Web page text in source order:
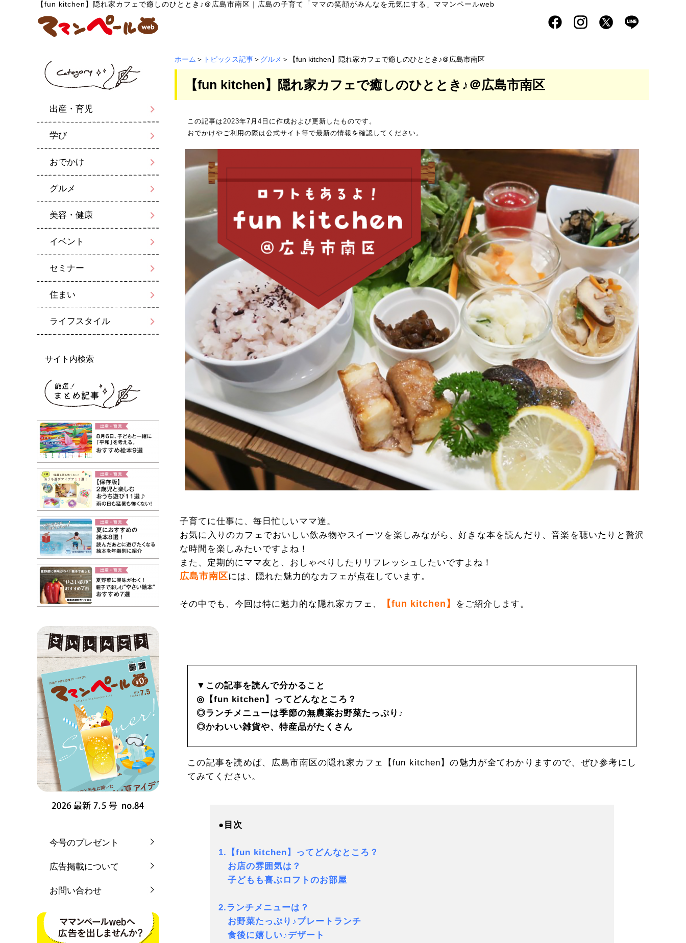
【fun kitchen】隠れ家カフェで癒しのひととき♪＠広島市南区 ｜ 広島の子育て「ママの笑顔がみんなを元気にする」ママンペールweb
ホーム ＞ トピックス記事＞ グルメ ＞【fun kitchen】隠れ家カフェで癒しのひととき♪＠広島市南区
【fun kitchen】隠れ家カフェで癒しのひととき♪＠広島市南区
この記事は2023年7月4日に作成および更新したものです。
おでかけやご利用の際は公式サイト等で最新の情報を確認してください。
子育てに仕事に、毎日忙しいママ達。
お気に入りのカフェでおいしい飲み物やスイーツを楽しみながら、好きな本を読んだり、音楽を聴いたりと贅沢
な時間を楽しみたいですよね！
また、定期的にママ友と、おしゃべりしたりリフレッシュしたいですよね！
広島市南区には、隠れた魅力的なカフェが点在しています。
その中でも、今回は特に魅力的な隠れ家カフェ、 【fun kitchen】 をご紹介します。
▼この記事を読んで分かること
◎ 【fun kitchen】ってどんなところ？
◎ランチメニューは季節の無農薬お野菜たっぷり♪
◎かわいい雑貨や、特産品がたくさん
この記事を読めば、広島市南区の隠れ家カフェ【fun kitchen】の魅力が全てわかりますので、ぜひ参考にし
てみてください。
●目次
1.【fun kitchen】ってどんなところ？
お店の雰囲気は？
子どもも喜ぶロフトのお部屋
2.ランチメニューは？
お野菜たっぷり♪プレートランチ
食後に嬉しい♪デザート
出産・育児
学び
おでかけ
グルメ
美容・健康
イベント
セミナー
住まい
ライフスタイル
サイト内検索
今号のプレゼント
広告掲載について
お問い合わせ